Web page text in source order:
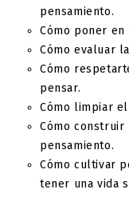
pensamiento.
Cómo poner
Cómo evaluar
Cómo
pensar.
Cómo limpiar
Cómo construir
pensamiento.
Cómo cultivar
tener una vida